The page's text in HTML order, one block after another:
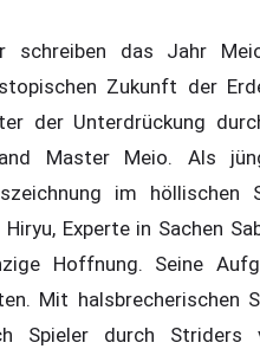
schreiben das Jahr
Zukunft der
der Unterdrückung
Master Meio. Als
im höllischen
Experte in Sachen
Hoffnung. Seine
Mit halsbrecherischen
Spieler durch Striders